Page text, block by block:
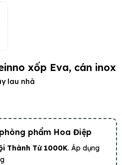
xốp Eva, cán inox
lau nhà
phẩm Hoa Điệp
Thành Từ 1000K. Áp dụng